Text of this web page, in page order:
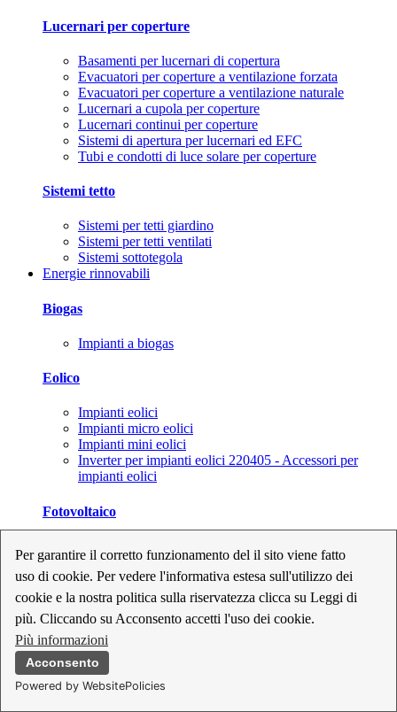
Per garantire il corretto funzionamento del il sito viene fatto
uso di cookie. Per vedere l'informativa estesa sull'utilizzo dei
cookie e la nostra politica sulla riservatezza clicca su Leggi di
più. Cliccando su Acconsento accetti l'uso dei cookie.
Più informazioni
Acconsento
Powered by WebsitePolicies
Lucernari per coperture
Basamenti per lucernari di copertura
Evacuatori per coperture a ventilazione forzata
Evacuatori per coperture a ventilazione naturale
Lucernari a cupola per coperture
Lucernari continui per coperture
Sistemi di apertura per lucernari ed EFC
Tubi e condotti di luce solare per coperture
Sistemi tetto
Sistemi per tetti giardino
Sistemi per tetti ventilati
Sistemi sottotegola
Energie rinnovabili
Biogas
Impianti a biogas
Eolico
Impianti eolici
Impianti micro eolici
Impianti mini eolici
Inverter per impianti eolici 220405 - Accessori per
impianti eolici
Fotovoltaico
Inverter per impianti fotovoltaici
Kit per impianti fotovoltaici
Moduli fotovoltaici
Sistemi di monitoraggio per impianti fotovoltaici
Strumenti di collaudo e configurazione per impianti
fotovoltaici
Supporti per impianti fotovoltaici
Geotermia